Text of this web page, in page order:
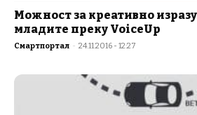
Можност за креативно
младите преку VoiceUp
Смартпортал - 24.11.2016 - 12:27